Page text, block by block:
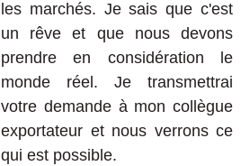
les marchés. Je sais que c'est
un rêve et que nous devons
prendre en considération le
monde réel. Je transmettrai
votre demande à mon collègue
exportateur et nous verrons ce
qui est possible.